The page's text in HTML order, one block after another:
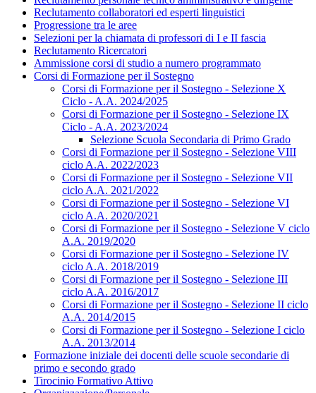
Reclutamento collaboratori ed esperti linguistici
Progressione tra le aree
Selezioni per la chiamata di professori di I e II fascia
Reclutamento Ricercatori
Ammissione corsi di studio a numero programmato
Corsi di Formazione per il Sostegno
Corsi di Formazione per il Sostegno - Selezione X
Ciclo - A.A. 2024/2025
Corsi di Formazione per il Sostegno - Selezione IX
Ciclo - A.A. 2023/2024
Selezione Scuola Secondaria di Primo Grado
Corsi di Formazione per il Sostegno - Selezione VIII
ciclo A.A. 2022/2023
Corsi di Formazione per il Sostegno - Selezione VII
ciclo A.A. 2021/2022
Corsi di Formazione per il Sostegno - Selezione VI
ciclo A.A. 2020/2021
Corsi di Formazione per il Sostegno - Selezione V ciclo
A.A. 2019/2020
Corsi di Formazione per il Sostegno - Selezione IV
ciclo A.A. 2018/2019
Corsi di Formazione per il Sostegno - Selezione III
ciclo A.A. 2016/2017
Corsi di Formazione per il Sostegno - Selezione II ciclo
A.A. 2014/2015
Corsi di Formazione per il Sostegno - Selezione I ciclo
A.A. 2013/2014
Formazione iniziale dei docenti delle scuole secondarie di
primo e secondo grado
Tirocinio Formativo Attivo